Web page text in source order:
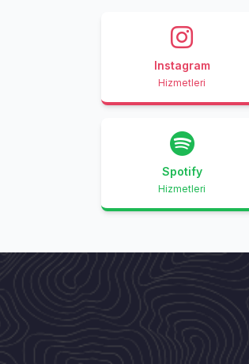
Instagram
Hizmetleri
Spotify
Hizmetleri